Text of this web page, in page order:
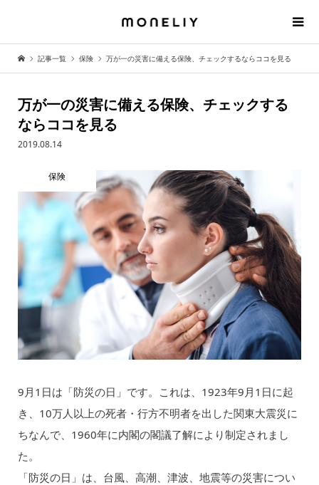
記事一覧 保険 万が一の災害に備える保険、チェックするならココを見る
万が一の災害に備える保険、チェックする
ならココを見る
2019.08.14
保険
9月1日は「防災の日」です。これは、1923年9月1日に起
き、10万人以上の死者・行方不明者を出した関東大震災に
ちなんで、1960年に内閣の閣議了解により制定されまし
た。
「防災の日」は、台風、高潮、津波、地震等の災害につい